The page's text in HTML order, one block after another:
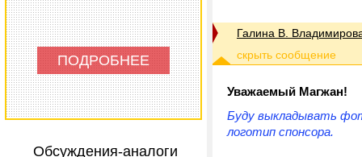
ПОДРОБНЕЕ
Обсуждения-аналоги
Галина В.
Уважаемый Магжан!
Буду выкладывать
логотип спонсора.